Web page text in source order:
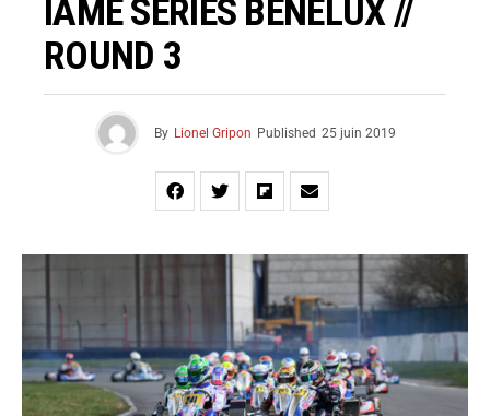
IAME SÉRIES BENELUX //
ROUND 3
By Lionel Gripon Published 25 juin 2019